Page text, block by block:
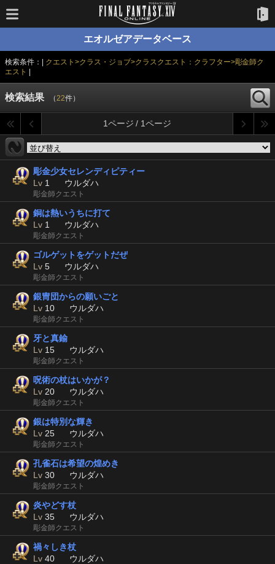
エオルゼアデータベース
検索条件：| クエスト>クラス・ジョブ>クラスクエスト：クラフター>彫金師ク
エスト
検索結果 （22件）
1ページ / 1ページ
彫金少女セレンディピティー
Lv 1 ウルダハ
彫金師クエスト
銅は熱いうちに打て
Lv 1 ウルダハ
彫金師クエスト
ゴルゲットをゲットだぜ
Lv 5 ウルダハ
彫金師クエスト
銀冑団からの願いごと
Lv 10 ウルダハ
彫金師クエスト
牙と真鍮
Lv 15 ウルダハ
彫金師クエスト
呪術の杖はいかが？
Lv 20 ウルダハ
彫金師クエスト
銀は特別な輝き
Lv 25 ウルダハ
彫金師クエスト
孔雀石は希望の煌めき
Lv 30 ウルダハ
彫金師クエスト
炎やどす杖
Lv 35 ウルダハ
彫金師クエスト
禍々しき杖
Lv 40 ウルダハ